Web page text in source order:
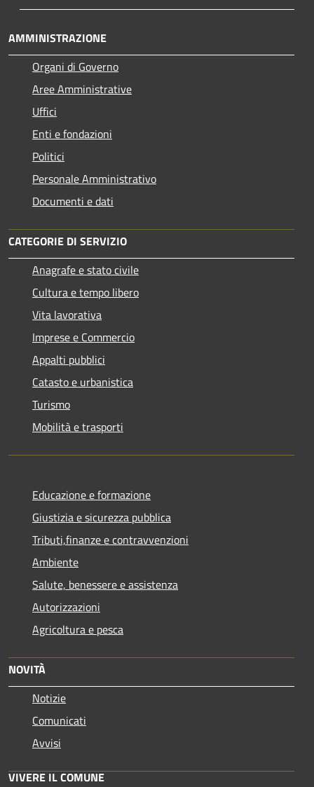
AMMINISTRAZIONE
Organi di Governo
Aree Amministrative
Uffici
Enti e fondazioni
Politici
Personale Amministrativo
Documenti e dati
CATEGORIE DI SERVIZIO
Anagrafe e stato civile
Cultura e tempo libero
Vita lavorativa
Imprese e Commercio
Appalti pubblici
Catasto e urbanistica
Turismo
Mobilità e trasporti
Educazione e formazione
Giustizia e sicurezza pubblica
Tributi,finanze e contravvenzioni
Ambiente
Salute, benessere e assistenza
Autorizzazioni
Agricoltura e pesca
NOVITÀ
Notizie
Comunicati
Avvisi
VIVERE IL COMUNE